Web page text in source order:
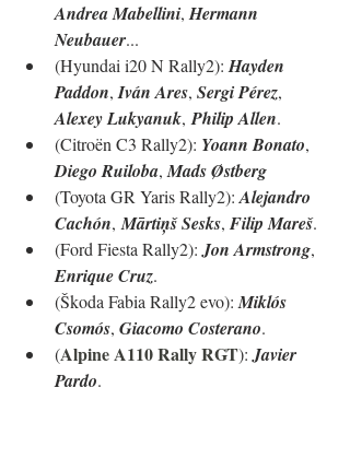
Andrea Mabellini, Hermann
Neubauer...
(Hyundai i20 N Rally2): Hayden
Paddon, Iván Ares, Sergi Pérez,
Alexey Lukyanuk, Philip Allen.
(Citroën C3 Rally2): Yoann Bonato,
Diego Ruiloba, Mads Østberg
(Toyota GR Yaris Rally2): Alejandro
Cachón, Mārtiņš Sesks, Filip Mareš.
(Ford Fiesta Rally2): Jon Armstrong,
Enrique Cruz.
(Škoda Fabia Rally2 evo): Miklós
Csomós, Giacomo Costerano.
(Alpine A110 Rally RGT): Javier
Pardo.